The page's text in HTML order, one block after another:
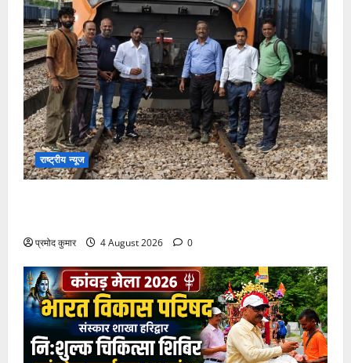
राष्ट्रीय न्यूज
प्रमोद कुमार 4 August 2026 0